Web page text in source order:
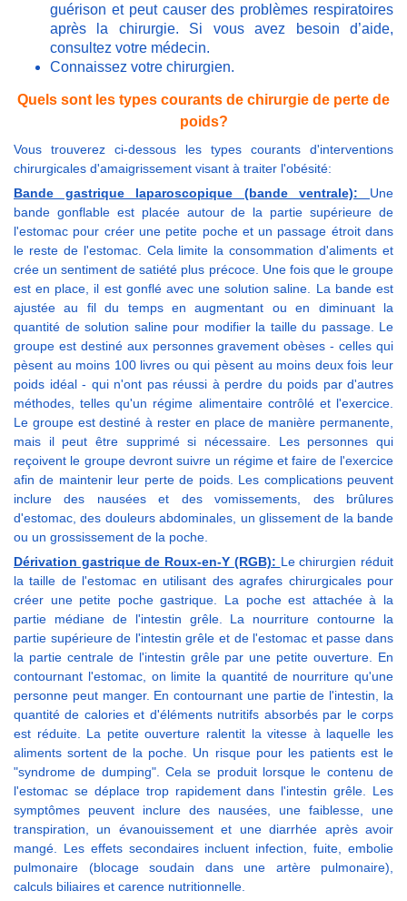
guérison et peut causer des problèmes respiratoires
après la chirurgie. Si vous avez besoin d’aide,
consultez votre médecin.
Connaissez votre chirurgien.
Quels sont les types courants de chirurgie de perte de
poids?
Vous trouverez ci-dessous les types courants d'interventions
chirurgicales d'amaigrissement visant à traiter l'obésité:
Bande gastrique laparoscopique (bande ventrale): Une
bande gonflable est placée autour de la partie supérieure de
l'estomac pour créer une petite poche et un passage étroit dans
le reste de l'estomac. Cela limite la consommation d'aliments et
crée un sentiment de satiété plus précoce. Une fois que le groupe
est en place, il est gonflé avec une solution saline. La bande est
ajustée au fil du temps en augmentant ou en diminuant la
quantité de solution saline pour modifier la taille du passage. Le
groupe est destiné aux personnes gravement obèses - celles qui
pèsent au moins 100 livres ou qui pèsent au moins deux fois leur
poids idéal - qui n'ont pas réussi à perdre du poids par d'autres
méthodes, telles qu'un régime alimentaire contrôlé et l'exercice.
Le groupe est destiné à rester en place de manière permanente,
mais il peut être supprimé si nécessaire. Les personnes qui
reçoivent le groupe devront suivre un régime et faire de l'exercice
afin de maintenir leur perte de poids. Les complications peuvent
inclure des nausées et des vomissements, des brûlures
d'estomac, des douleurs abdominales, un glissement de la bande
ou un grossissement de la poche.
Dérivation gastrique de Roux-en-Y (RGB): Le chirurgien réduit
la taille de l'estomac en utilisant des agrafes chirurgicales pour
créer une petite poche gastrique. La poche est attachée à la
partie médiane de l'intestin grêle. La nourriture contourne la
partie supérieure de l'intestin grêle et de l'estomac et passe dans
la partie centrale de l'intestin grêle par une petite ouverture. En
contournant l'estomac, on limite la quantité de nourriture qu'une
personne peut manger. En contournant une partie de l'intestin, la
quantité de calories et d'éléments nutritifs absorbés par le corps
est réduite. La petite ouverture ralentit la vitesse à laquelle les
aliments sortent de la poche. Un risque pour les patients est le
"syndrome de dumping". Cela se produit lorsque le contenu de
l'estomac se déplace trop rapidement dans l'intestin grêle. Les
symptômes peuvent inclure des nausées, une faiblesse, une
transpiration, un évanouissement et une diarrhée après avoir
mangé. Les effets secondaires incluent infection, fuite, embolie
pulmonaire (blocage soudain dans une artère pulmonaire),
calculs biliaires et carence nutritionnelle.